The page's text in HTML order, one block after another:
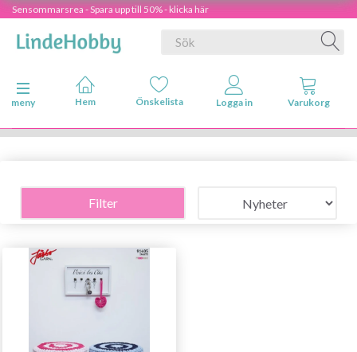
Sensommarsrea - Spara upp till 50% - klicka här
Ändra navigering
meny
Filter